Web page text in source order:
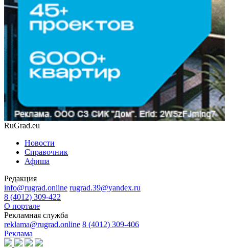
RuGrad.eu
Новости
Справочник
Афиша
Редакция
info@rugrad.online rugrad.39@yandex.ru
8 (4012) 309-422
О портале
Рекламная служба
reklama@rugrad.online 8 (4012) 309-406
Реклама